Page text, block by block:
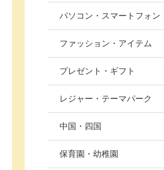
パソコン・スマートフォン
ファッション・アイテム
プレゼント・ギフト
レジャー・テーマパーク
中国・四国
保育園・幼稚園